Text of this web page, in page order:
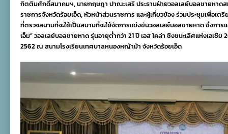
ชิง
แชมป์
เอเชีย
กิตติมศักดิ์สมาคมฯ, นายกฤษฎา ปาณะเสรี ประธานฝ่ายวอลเลย์บอลชายหาด
ราชการจังหวัดร้อยเอ็ด, หัวหน้าส่วนราชการ และผู้เกี่ยวข้อง ร่วมประชุมเพื่อเต
ที่ตรวจสนามที่จะใช้เป็นสนามที่จะใช้จัดการแข่งขันวอลเลย์บอลชายหาด ซึ่งการ
เอ็ม” วอลเลย์บอลชายหาด รุ่นอายุต่ำกว่า 21 ปี เอส โคล่า ชิงชนะเลิศแห่งเอเชีย
2562 ณ สนามโรงเรียนเทศบาลหนองหญ้าม้า จังหวัดร้อยเอ็ด